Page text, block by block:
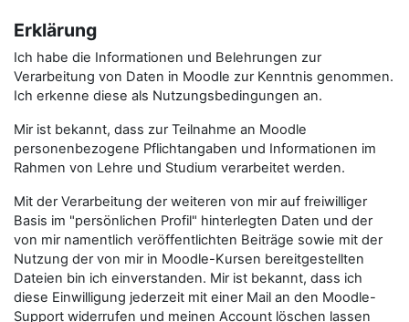
Erklärung
Ich habe die Informationen und Belehrungen zur
Verarbeitung von Daten in Moodle zur Kenntnis genommen.
Ich erkenne diese als Nutzungsbedingungen an.
Mir ist bekannt, dass zur Teilnahme an Moodle
personenbezogene Pflichtangaben und Informationen im
Rahmen von Lehre und Studium verarbeitet werden.
Mit der Verarbeitung der weiteren von mir auf freiwilliger
Basis im "persönlichen Profil" hinterlegten Daten und der
von mir namentlich veröffentlichten Beiträge sowie mit der
Nutzung der von mir in Moodle-Kursen bereitgestellten
Dateien bin ich einverstanden. Mir ist bekannt, dass ich
diese Einwilligung jederzeit mit einer Mail an den Moodle-
Support widerrufen und meinen Account löschen lassen